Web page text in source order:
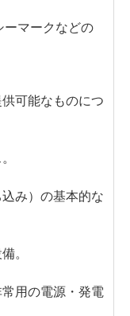
マークなどの
可能なものにつ
み）の基本的な
。
用の電源・発電